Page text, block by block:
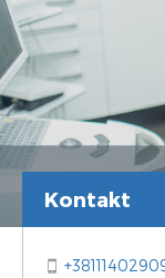
Kontakt